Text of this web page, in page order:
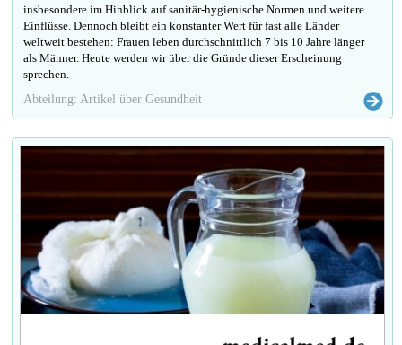
insbesondere im Hinblick auf sanitär-hygienische Normen und weitere
Einflüsse. Dennoch bleibt ein konstanter Wert für fast alle Länder
weltweit bestehen: Frauen leben durchschnittlich 7 bis 10 Jahre länger
als Männer. Heute werden wir über die Gründe dieser Erscheinung
sprechen.
Abteilung: Artikel über Gesundheit